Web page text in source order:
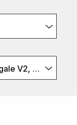
Ducati 899, 959 Panigale / Panigale V2, V4